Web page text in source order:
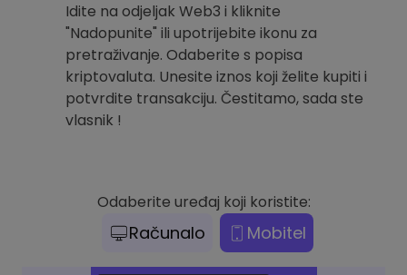
Idite na odjeljak Web3 i kliknite
"Nadopunite" ili upotrijebite ikonu za
pretraživanje. Odaberite s popisa
kriptovaluta. Unesite iznos koji želite kupiti i
potvrdite transakciju. Čestitamo, sada ste
vlasnik !
Odaberite uređaj koji koristite:
Računalo Mobitel